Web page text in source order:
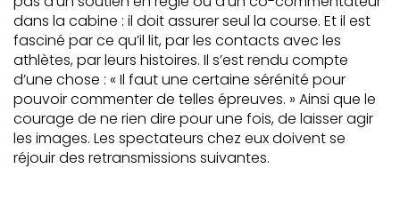
dans la cabine : il doit assurer seul la course. Et il est
fasciné par ce qu’il lit, par les contacts avec les
athlètes, par leurs histoires. Il s’est rendu compte
d’une chose : « Il faut une certaine sérénité pour
pouvoir commenter de telles épreuves. » Ainsi que le
courage de ne rien dire pour une fois, de laisser agir
les images. Les spectateurs chez eux doivent se
réjouir des retransmissions suivantes.